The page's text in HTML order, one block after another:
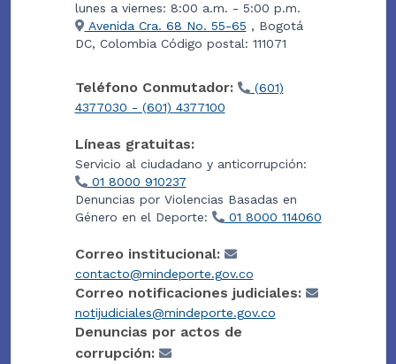
lunes a viernes: 8:00 a.m. - 5:00 p.m.
Avenida Cra. 68 No. 55-65 , Bogotá
DC, Colombia Código postal: 111071
Teléfono Conmutador:
(601)
4377030 - (601) 4377100
Líneas gratuitas:
Servicio al ciudadano y anticorrupción:
01 8000 910237
Denuncias por Violencias Basadas en
Género en el Deporte:
01 8000 114060
Correo institucional:
contacto@mindeporte.gov.co
Correo notificaciones judiciales:
notijudiciales@mindeporte.gov.co
Denuncias por actos de
corrupción: